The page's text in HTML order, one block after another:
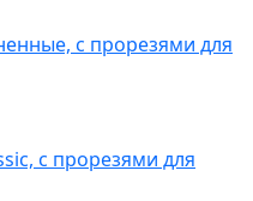
с прорезями для